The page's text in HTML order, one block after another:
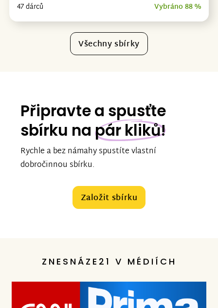
47 dárců Vybráno 88 %
Všechny sbírky
Připravte a spusťte
sbírku na pár kliků!
Rychle a bez námahy spustíte vlastní
dobročinnou sbírku.
Založit sbírku
ZNESNÁZE21 V MÉDIÍCH